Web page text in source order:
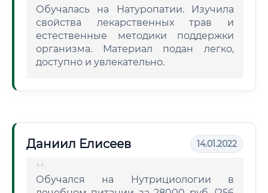
Обучалась на Натуропатии. Изучила
свойства лекарственных трав и
естественные методики поддержки
организма. Материал подан легко,
доступно и увлекательно.
Даниил Елисеев 14.01.2022
Обучался на Нутрициологии в